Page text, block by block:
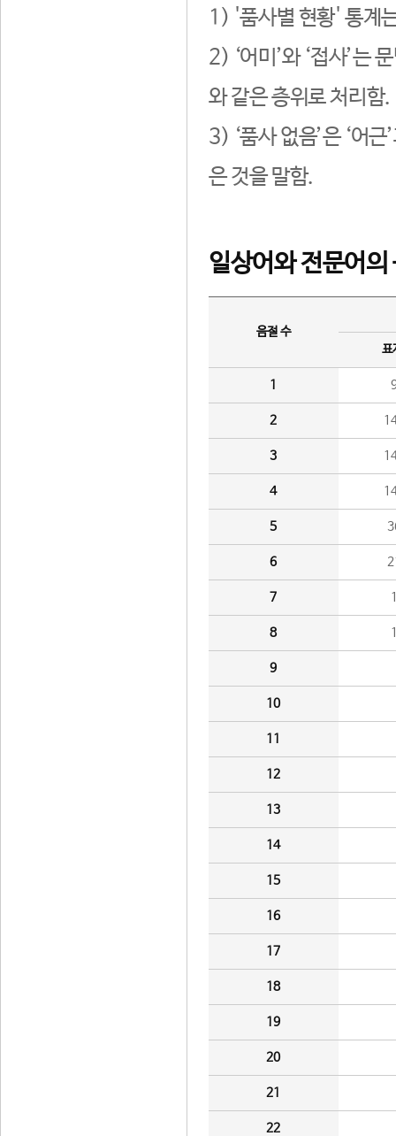
1) '품사별 현황' 통계
2) ‘어미’와 ‘접사’는
와 같은 층위로 처리함.
3) ‘품사 없음’은 ‘어
은 것을 말함.
일상어와 전문어의
음절 수
표
1
2
3
4
5
6
7
8
9
10
11
12
13
14
15
16
17
18
19
20
21
22